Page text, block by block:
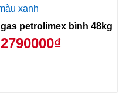
gas petrolimex bình 48kg
2790000₫